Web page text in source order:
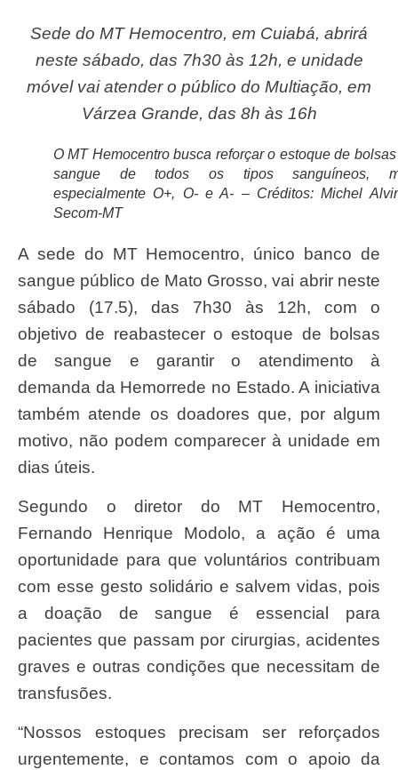
Sede do MT Hemocentro, em Cuiabá, abrirá
neste sábado, das 7h30 às 12h, e unidade
móvel vai atender o público do Multiação, em
Várzea Grande, das 8h às 16h
O MT Hemocentro busca reforçar o estoque de
sangue de todos os tipos sanguíneos,
especialmente O+, O- e A- – Créditos: Michel
Secom-MT
A sede do MT Hemocentro, único banco de
sangue público de Mato Grosso, vai abrir neste
sábado (17.5), das 7h30 às 12h, com o
objetivo de reabastecer o estoque de bolsas
de sangue e garantir o atendimento à
demanda da Hemorrede no Estado. A iniciativa
também atende os doadores que, por algum
motivo, não podem comparecer à unidade em
dias úteis.
Segundo o diretor do MT Hemocentro,
Fernando Henrique Modolo, a ação é uma
oportunidade para que voluntários contribuam
com esse gesto solidário e salvem vidas, pois
a doação de sangue é essencial para
pacientes que passam por cirurgias, acidentes
graves e outras condições que necessitam de
transfusões.
“Nossos estoques precisam ser reforçados
urgentemente, e contamos com o apoio da